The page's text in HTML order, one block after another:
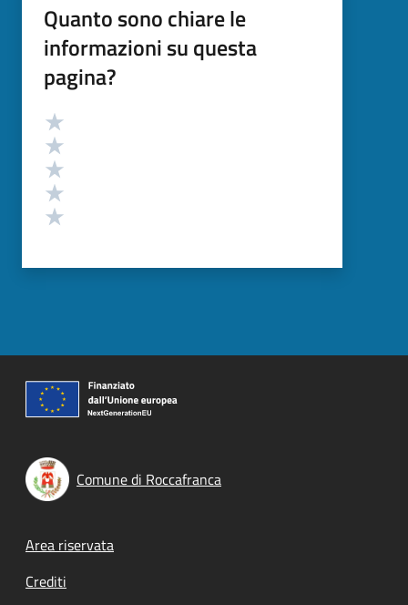
Quanto sono chiare le
informazioni su questa
pagina?
Valutazione
Comune di Roccafranca
Footer menu
Area riservata
Crediti